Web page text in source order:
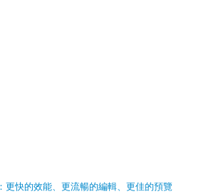
更快的效能、更流暢的編輯、更佳的預覽